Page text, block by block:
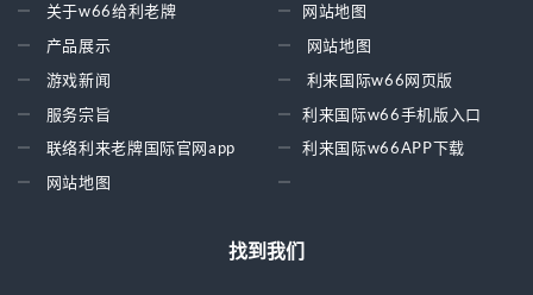
关于w66给利老牌
产品展示
游戏新闻
服务宗旨
联络利来老牌国际官网app
网站地图
网站地图
网站地图
利来国际w66网页版
利来国际w66手机版入口
利来国际w66APP下载
找到我们